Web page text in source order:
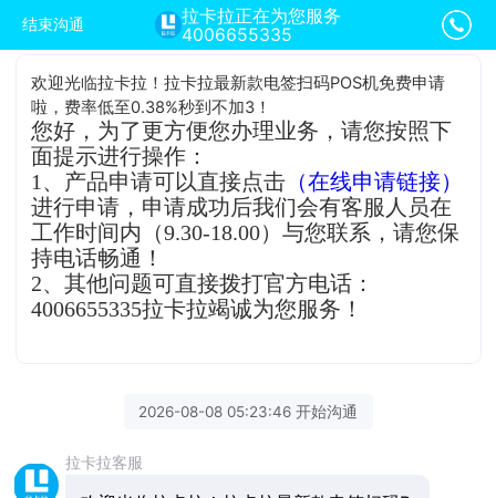
结束沟通
拉卡拉正在为您服务
4006655335
欢迎光临拉卡拉！拉卡拉最新款电签扫码POS机免费申请
啦，费率低至0.38%秒到不加3！
您好，为了更方便您办理业务，请您按照下
面提示进行操作：
1、产品申请可以直接点击 （在线申请链接）
进行申请，申请成功后我们会有客服人员在
工作时间内（9.30-18.00）与您联系，请您保
持电话畅通！
2、其他问题可直接拨打官方电话：
4006655335拉卡拉竭诚为您服务！
2026-08-08 05:23:46 开始沟通
拉卡拉客服